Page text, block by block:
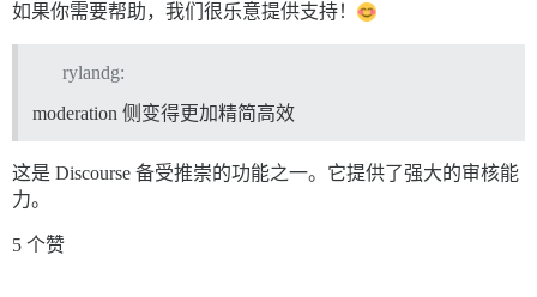
如果你需要帮助，我们很乐意提供支持！
rylandg:
moderation 侧变得更加精简高效
这是 Discourse 备受推崇的功能之一。它提供了强大的审核能
力。
5 个赞